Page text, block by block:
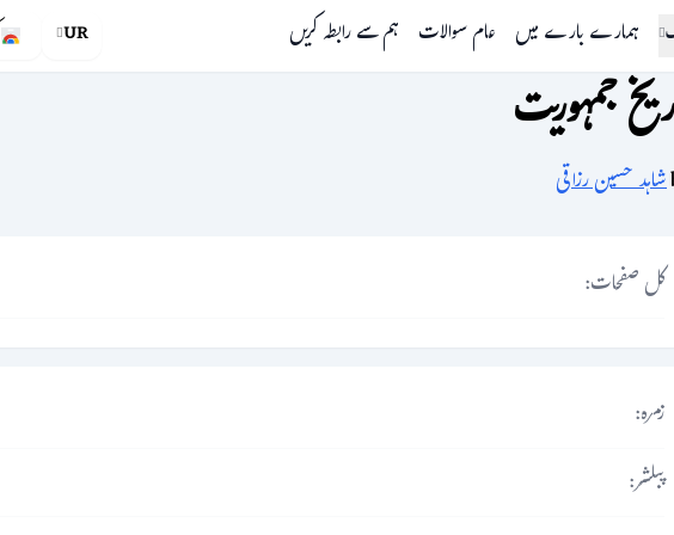
ہمارے بارے میں عام سوالات ہم سے رابطہ کریں UR
جمہوریت
شاہد حسین رزاقی
کل صفحات:
زمرہ:
پبلشر: